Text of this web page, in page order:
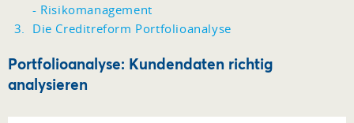
- Risikomanagement
Die Creditreform Portfolioanalyse
Portfolioanalyse: Kundendaten richtig
analysieren